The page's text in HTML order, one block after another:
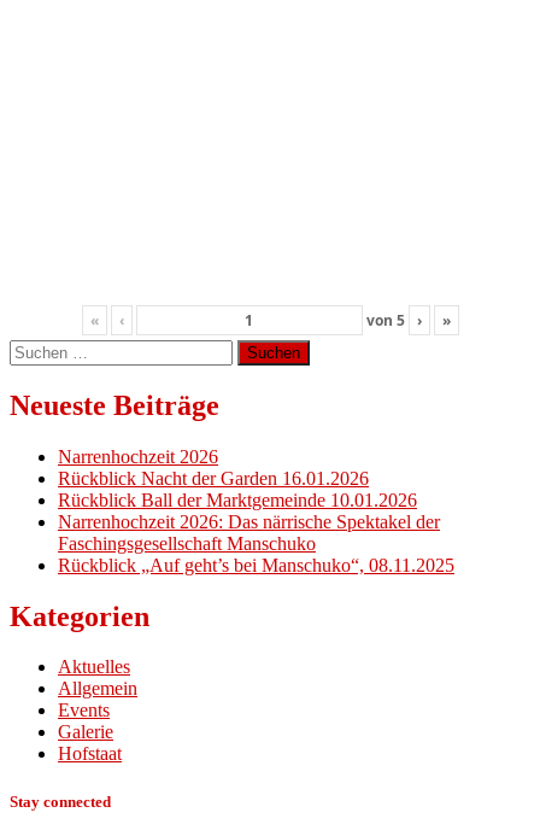
« ‹ von 5 ›
»
Suchen
nach:
Neueste Beiträge
Narrenhochzeit 2026
Rückblick Nacht der Garden 16.01.2026
Rückblick Ball der Marktgemeinde 10.01.2026
Narrenhochzeit 2026: Das närrische Spektakel der
Faschingsgesellschaft Manschuko
Rückblick „Auf geht’s bei Manschuko“, 08.11.2025
Kategorien
Aktuelles
Allgemein
Events
Galerie
Hofstaat
Stay connected